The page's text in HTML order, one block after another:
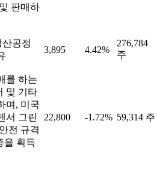
판매하
공정
3,895 4.42%
276,784
주
를 하는
및 기타
며, 미국
서 그린
전 규격
을 획득
22,800 -1.72% 59,314 주